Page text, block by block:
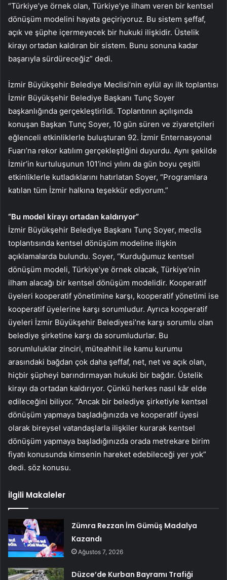
“Türkiye’ye örnek olan, Türkiye’ye ilham veren bir kentsel
dönüşüm modelini hayata geçiriyoruz. Bu sistem şeffaf,
açık ve şüphe içermeyecek bir hukuki ilişkidir. Üstelik
kirayı ortadan kaldıran bir sistem. Bunu sonuna kadar
başarıyla sürdüreceğiz” dedi.
İzmir Büyükşehir Belediye Meclisi’nin eylül ayı ilk toplantısı
İzmir Büyükşehir Belediye Başkanı Tunç Soyer
başkanlığında gerçekleştirildi. Toplantının açılışında
konuşan Başkan Tunç Soyer, 10 gün süren ve ziyaretçileri
eğlenceli etkinliklerle buluşturan 92. İzmir Enternasyonal
Fuarı’na rekor katılım gerçekleştiğini duyurdu. Aynı şekilde
İzmir’in kurtuluşunun 101’inci yılını da gün boyu çeşitli
etkinliklerle kutladıklarını hatırlatan Soyer, “Programlara
katılan tüm İzmir halkına teşekkür ediyorum.”
“Bu model kirayı ortadan kaldırıyor”
İzmir Büyükşehir Belediye Başkanı Tunç Soyer, meclis
toplantısında kentsel dönüşüm modeline ilişkin
açıklamalarda bulundu. Soyer, “Kurduğumuz kentsel
dönüşüm modeli, Türkiye’ye örnek olacak, Türkiye’nin
ilham alacağı bir kentsel dönüşüm modelidir. Kooperatif
üyeleri kooperatif yönetimine karşı, kooperatif yönetimi ise
kooperatif üyelerine karşı sorumludur. Ayrıca kooperatif
üyeleri İzmir Büyükşehir Belediyesi’ne karşı sorumlu olan
belediye şirketine karşı da sorumludurlar. Bu
sorumluluklar zinciri, müteahhit ile kamu kurumu
arasındaki bağdan çok daha şeffaf, net, net ve açık olan,
hiçbir şüpheyi barındırmayan hukuki bir bağdır. Üstelik
kirayı da ortadan kaldırıyor. Çünkü herkes nasıl kâr elde
edileceğini biliyor. “Ancak bir belediye şirketiyle kentsel
dönüşüm yapmaya başladığınızda ve kooperatif üyesi
olarak bireysel vatandaşlarla ilişkiler kurarak kentsel
dönüşüm yapmaya başladığınızda orada metrekare birim
fiyatı konusunda kimsenin hareket edebileceği yer yok”
dedi. söz konusu.
İlgili Makaleler
Zümra Rezzan İm Gümüş Madalya
Kazandı
Ağustos 7, 2026
Düzce’de Kurban Bayramı Trafiği